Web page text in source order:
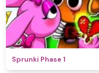
Sprunki Phase 1